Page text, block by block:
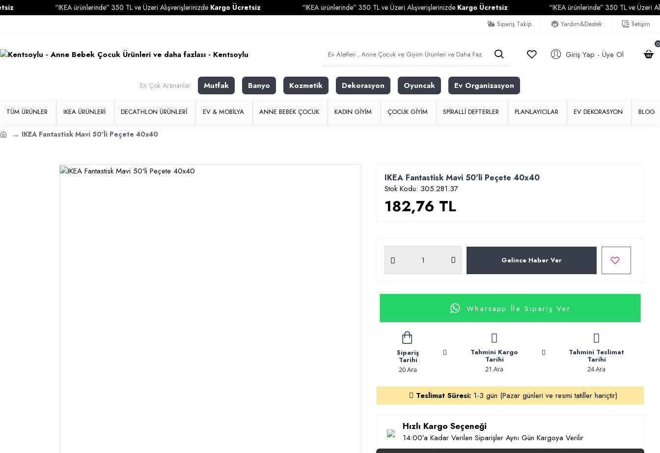
“IKEA ürünlerinde” 350 TL ve Üzeri AlışverişlerinizdeKargo Ücretsiz “IKEA ürünlerinde” 350 TL ve Üzeri AlışverişlerinizdeKargo Ücretsiz “IKEA ürünlerinde” 350 TL ve Üzeri
Sipariş Takip Yardım&Destek İletişim
Giriş Yap - Üye Ol
0
En Çok Arananlar Mutfak Banyo Kozmetik Dekorasyon Oyuncak Ev Organizasyon
TÜM ÜRÜNLER IKEA ÜRÜNLERI DECATHLON ÜRÜNLERI EV & MOBILYA ANNE BEBEK ÇOCUK KADIN GIYIM ÇOCUK GIYIM SPIRALLI DEFTERLER PLANLAYICILAR EV DEKORASYON BLOG
IKEA Fantastisk Mavi 50'li Peçete 40x40
IKEA Fantastisk Mavi 50'li Peçete 40x40
Stok Kodu: 305.281.37
182,76 TL
Gelince Haber Ver
Whatsapp İle Sipariş Ver
Sipariş
Tarihi
20 Ara
Tahmini Kargo
Tarihi
21 Ara
Tahmini Teslimat
Tarihi
24 Ara
Teslimat Süresi: 1-3 gün (Pazar günleri ve resmi tatiller hariçtir)
Hızlı Kargo Seçeneği
14:00’a Kadar Verilen Siparişler Aynı Gün Kargoya Verilir